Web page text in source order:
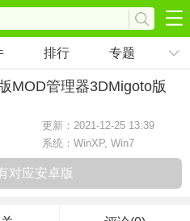
排行 专题
MOD管理器3DMigoto版
更新：2021-12-25 13:39
系统：WinXP, Win7
对应安卓版